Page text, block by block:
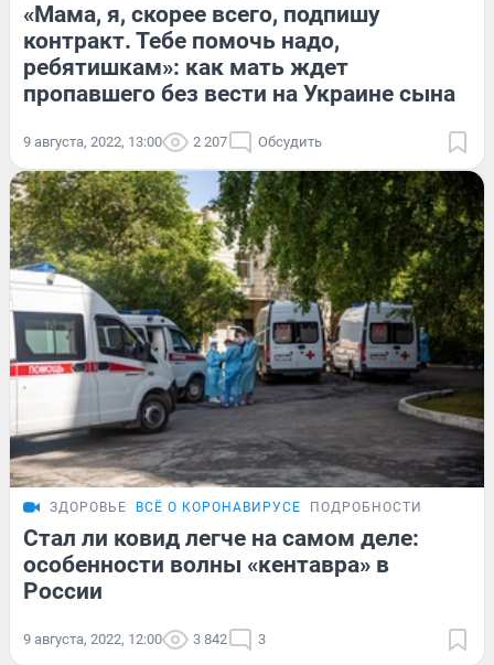
«Мама, я, скорее всего, подпишу
контракт. Тебе помочь надо,
ребятишкам»: как мать ждет
пропавшего без вести на Украине сына
9 августа, 2022, 13:00 2 207 Обсудить
ЗДОРОВЬЕ ВСЁ О КОРОНАВИРУСЕ ПОДРОБНОСТИ
Стал ли ковид легче на самом деле:
особенности волны «кентавра» в
России
9 августа, 2022, 12:00 3 842 3